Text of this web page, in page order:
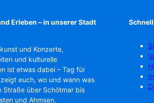
Erleben – in unserer Stadt
und Konzerte,
und kulturelle
ist etwas dabei – Tag für
euch, wo und wann was
Straße über Schötmar bis
und Ahmsen.